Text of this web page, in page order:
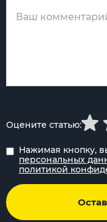
Нажимая кнопку,
персональных
политикой
Оцените статью: